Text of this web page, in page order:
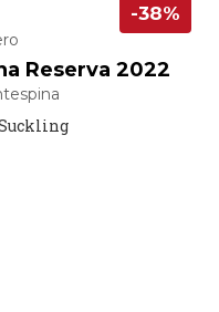
Reserva 2022
-38%